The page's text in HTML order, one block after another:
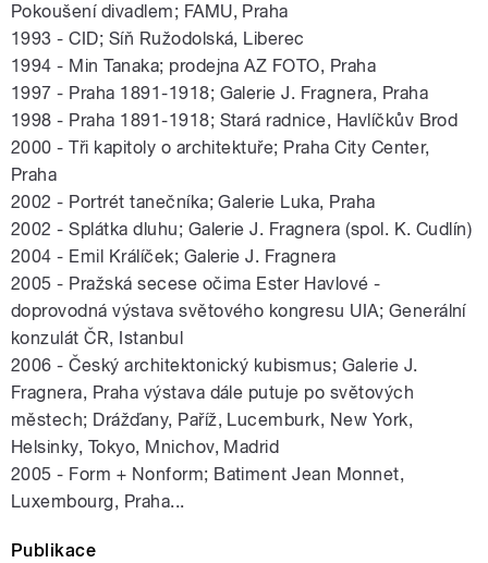
Pokoušení divadlem; FAMU, Praha
1993 - CID; Síň Ružodolská, Liberec
1994 - Min Tanaka; prodejna AZ FOTO, Praha
1997 - Praha 1891-1918; Galerie J. Fragnera, Praha
1998 - Praha 1891-1918; Stará radnice, Havlíčkův Brod
2000 - Tři kapitoly o architektuře; Praha City Center,
Praha
2002 - Portrét tanečníka; Galerie Luka, Praha
2002 - Splátka dluhu; Galerie J. Fragnera (spol. K. Cudlín)
2004 - Emil Králíček; Galerie J. Fragnera
2005 - Pražská secese očima Ester Havlové -
doprovodná výstava světového kongresu UIA; Generální
konzulát ČR, Istanbul
2006 - Český architektonický kubismus; Galerie J.
Fragnera, Praha výstava dále putuje po světových
městech; Drážďany, Paříž, Lucemburk, New York,
Helsinky, Tokyo, Mnichov, Madrid
2005 - Form + Nonform; Batiment Jean Monnet,
Luxembourg, Praha...
Publikace